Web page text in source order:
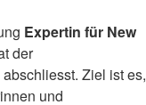
Expertin für New
der
Ziel ist es,
und